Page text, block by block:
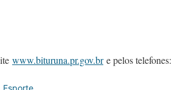
www.bituruna.pr.gov.bre pelos